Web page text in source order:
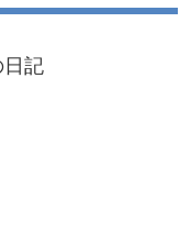
日記